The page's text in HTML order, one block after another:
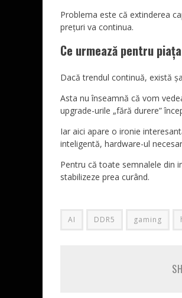
Problema este că extinderea
prețuri va continua.
Ce urmează pentru
Dacă trendul continuă, există
Asta nu înseamnă că vom
upgrade-urile „fără durere”
Iar aici apare o ironie
inteligentă, hardware-ul
Pentru că toate semnalele din
stabilizeze prea curând.
AI DDR5 gaming